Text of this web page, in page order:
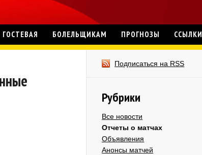
ГОСТЕВАЯ БОЛЕЛЬЩИКАМ ПРОГНОЗЫ ССЫЛКИ
Подписаться на RSS
Рубрики
Все новости
Отчеты о матчах
Объявления
Анонсы матчей